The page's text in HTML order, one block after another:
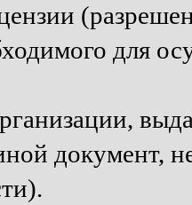
для
документ,